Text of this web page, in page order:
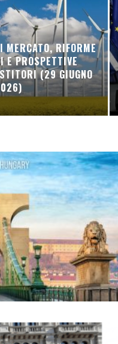
MERCATO, RIFORME
E PROSPETTIVE
(29 GIUGNO